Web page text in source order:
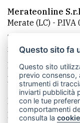
Merateonline
Merate (LC) -
Telefono:
mail:
La redazione
Made by VIP
Privacy policy
Rivedi le tue
Questo sito fa
Questo sito
previo consenso,
strumenti di
inviarti pubblicità
con le tue
comportamenti
consulta la